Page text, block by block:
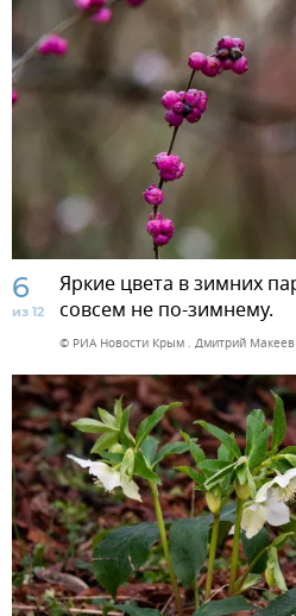
6
из 12
Яркие цвета в зимних
совсем не по-зимнему.
© РИА Новости Крым . Дмитрий Макеев